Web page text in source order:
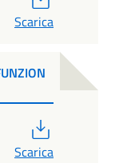
Scarica
Scarica